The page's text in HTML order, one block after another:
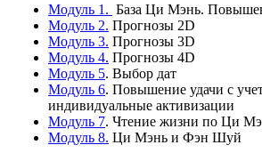
Модуль 1. База Ци Мэнь.
Модуль 2. Прогнозы 2D
Модуль 3. Прогнозы 3D
Модуль 4. Прогнозы 4D
Модуль 5. Выбор дат
Модуль 6. Повышение удачи с
индивидуальные активизации
Модуль 7. Чтение жизни по Ци
Модуль 8. Ци Мэнь и Фэн Шуй